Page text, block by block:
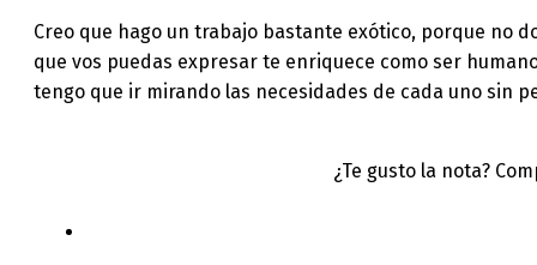
Creo que hago un trabajo bastante exótico, porque no
que vos puedas expresar te enriquece como ser
tengo que ir mirando las necesidades de cada uno sin
¿Te gusto la nota?